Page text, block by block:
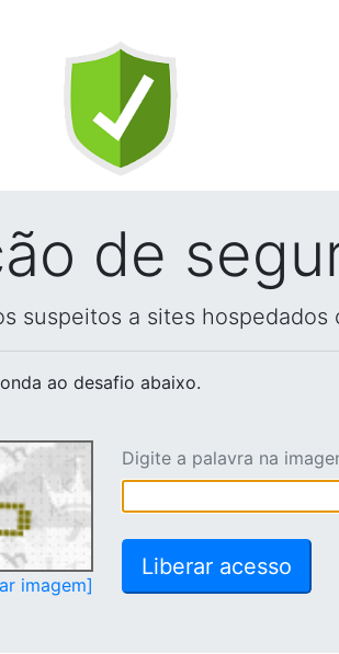
de
suspeitos a sites hospedados
ao desafio abaixo.
imagem]
Digite a palavra na